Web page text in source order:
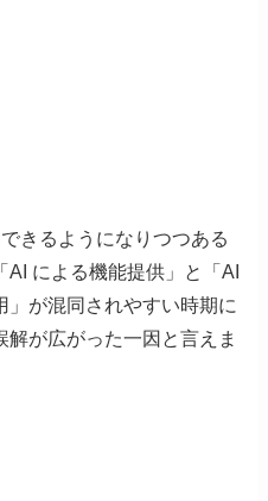
きるようになりつつある
による機能提供」と「AI
」が混同されやすい時期に
が広がった一因と言えま